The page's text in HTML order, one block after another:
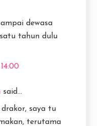
dewasa
tahun dulu
said...
saya tu
terutama